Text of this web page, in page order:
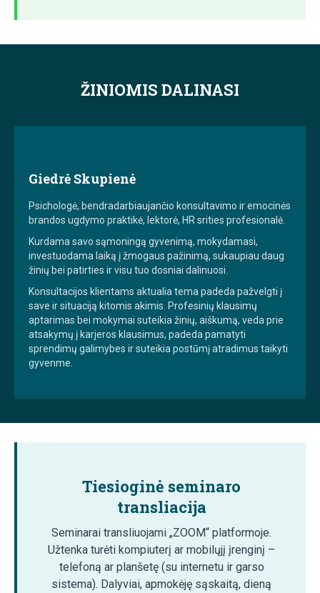
ŽINIOMIS DALINASI
Giedrė Skupienė
Psichologė, bendradarbiaujančio konsultavimo ir emocinės
brandos ugdymo praktikė, lektorė, HR srities profesionalė.
Kurdama savo sąmoningą gyvenimą, mokydamasi,
investuodama laiką į žmogaus pažinimą, sukaupiau daug
žinių bei patirties ir visu tuo dosniai dalinuosi.
Konsultacijos klientams aktualia tema padeda pažvelgti į
save ir situaciją kitomis akimis. Profesinių klausimų
aptarimas bei mokymai suteikia žinių, aiškumą, veda prie
atsakymų į karjeros klausimus, padeda pamatyti
sprendimų galimybes ir suteikia postūmį atradimus taikyti
gyvenme.
Tiesioginė seminaro
transliacija
Seminarai transliuojami „ZOOM“ platformoje.
Užtenka turėti kompiuterį ar mobilųjį įrenginį –
telefoną ar planšetę (su internetu ir garso
sistema). Dalyviai, apmokėję sąskaitą, dieną